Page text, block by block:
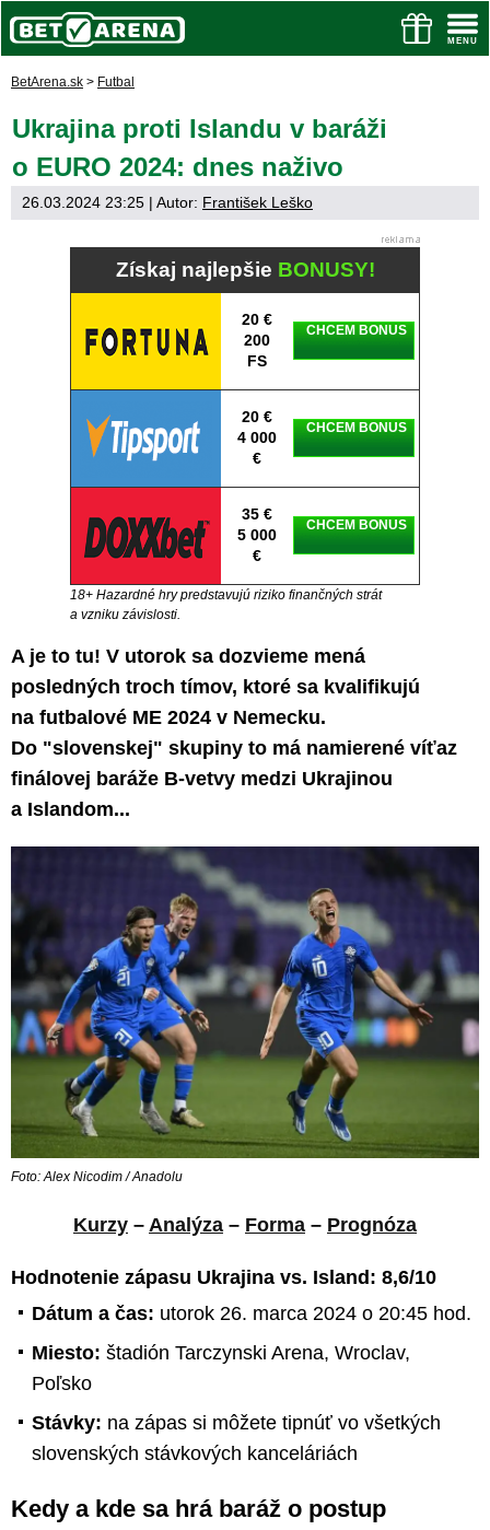
BetArena.sk > Futbal
Ukrajina proti Islandu v baráži
o EURO 2024: dnes naživo
26.03.2024 23:25 | Autor: František Leško
Získaj najlepšie BONUSY!
20 €
200
FS
CHCEM BONUS
20 €
4 000
€
CHCEM BONUS
35 €
5 000
€
CHCEM BONUS
18+ Hazardné hry predstavujú riziko finančných strát
a vzniku závislosti.
A je to tu! V utorok sa dozvieme mená
posledných troch tímov, ktoré sa kvalifikujú
na futbalové ME 2024 v Nemecku.
Do "slovenskej" skupiny to má namierené víťaz
finálovej baráže B-vetvy medzi Ukrajinou
a Islandom...
Foto: Alex Nicodim / Anadolu
Kurzy – Analýza – Forma – Prognóza
Hodnotenie zápasu Ukrajina vs. Island: 8,6/10
Dátum a čas: utorok 26. marca 2024 o 20:45 hod.
Miesto: štadión Tarczynski Arena, Wroclav,
Poľsko
Stávky: na zápas si môžete tipnúť vo všetkých
slovenských stávkových kanceláriách
Kedy a kde sa hrá baráž o postup